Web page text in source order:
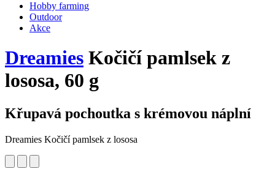
Hobby farming
Outdoor
Akce
Dreamies Kočičí pamlsek z
lososa, 60 g
Křupavá pochoutka s krémovou náplní
Dreamies Kočičí pamlsek z lososa